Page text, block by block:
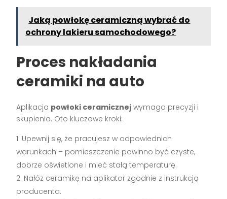
Jaką powłokę ceramiczną wybrać do
ochrony lakieru samochodowego?
Proces nakładania
ceramiki na auto
Aplikacja powłoki ceramicznej wymaga precyzji i
skupienia. Oto kluczowe kroki:
Upewnij się, że pracujesz w odpowiednich
warunkach – pomieszczenie powinno być czyste,
dobrze oświetlone i mieć stałą temperaturę.
Nałóż ceramikę na aplikator zgodnie z instrukcją
producenta.